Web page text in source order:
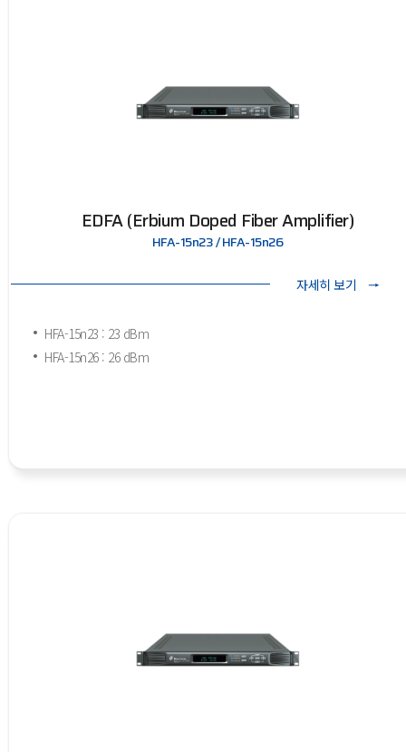
EDFA (Erbium Doped Fiber Amplifier)
HFA-15n23 / HFA-15n26
자세히 보기
HFA-15n23 : 23 dBm
HFA-15n26 : 26 dBm